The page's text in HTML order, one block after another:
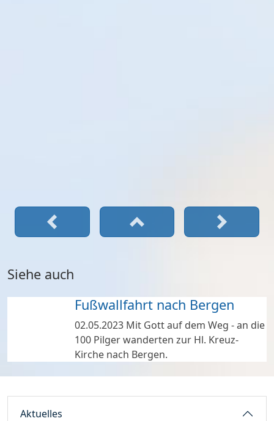
Siehe auch
Fußwallfahrt nach Bergen
02.05.2023 Mit Gott auf dem Weg - an die
100 Pilger wanderten zur Hl. Kreuz-
Kirche nach Bergen.
Aktuelles